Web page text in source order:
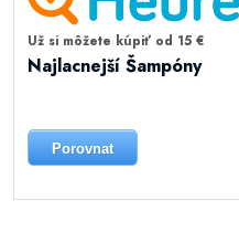
Už si môžete kúpiť od 15 €
Najlacnejší Šampóny
Porovnat